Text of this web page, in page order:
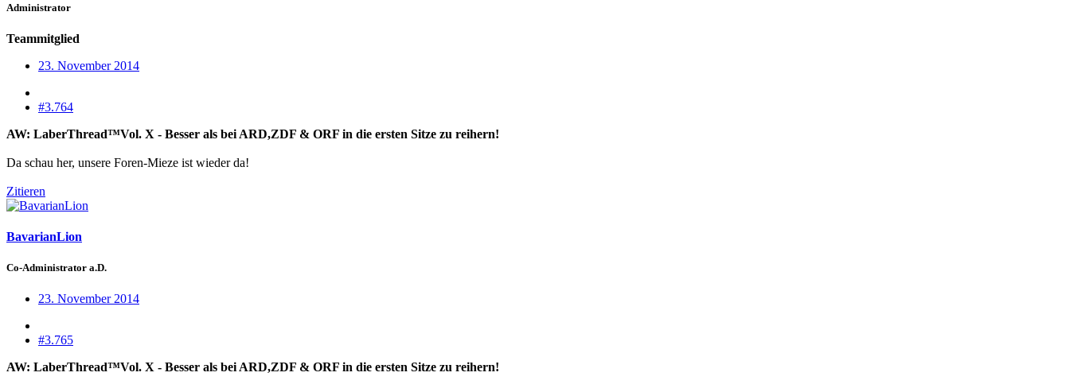
Administrator
Teammitglied
23. November 2014
#3.764
AW: LaberThread™Vol. X - Besser als bei ARD,ZDF & ORF in die ersten Sitze zu reihern!
Da schau her, unsere Foren-Mieze ist wieder da!
Zitieren
BavarianLion
Co-Administrator a.D.
23. November 2014
#3.765
AW: LaberThread™Vol. X - Besser als bei ARD,ZDF & ORF in die ersten Sitze zu reihern!